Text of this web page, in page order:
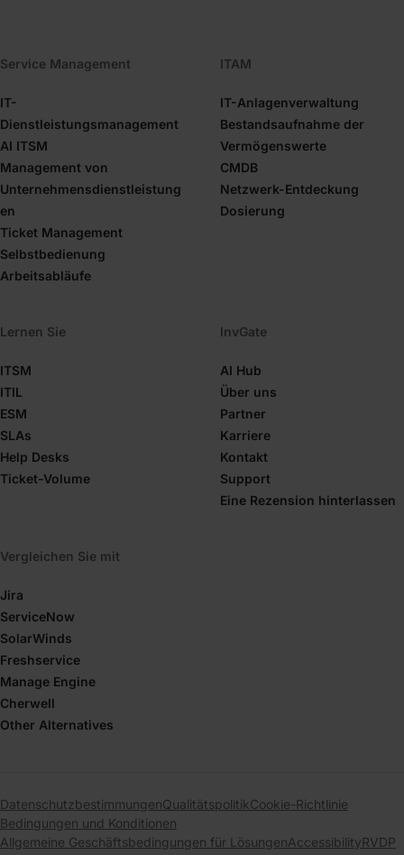
Service Management
IT-
Dienstleistungsmanagement
AI ITSM
Management von
Unternehmensdienstleistung
en
Ticket Management
Selbstbedienung
Arbeitsabläufe
ITAM
IT-Anlagenverwaltung
Bestandsaufnahme der
Vermögenswerte
CMDB
Netzwerk-Entdeckung
Dosierung
Lernen Sie
ITSM
ITIL
ESM
SLAs
Help Desks
Ticket-Volume
InvGate
AI Hub
Über uns
Partner
Karriere
Kontakt
Support
Eine Rezension hinterlassen
Vergleichen Sie mit
Jira
ServiceNow
SolarWinds
Freshservice
Manage Engine
Cherwell
Other Alternatives
DatenschutzbestimmungenQualitätspolitikCookie-Richtlinie
Bedingungen und Konditionen
Allgemeine Geschäftsbedingungen für LösungenAccessibilityRVDP